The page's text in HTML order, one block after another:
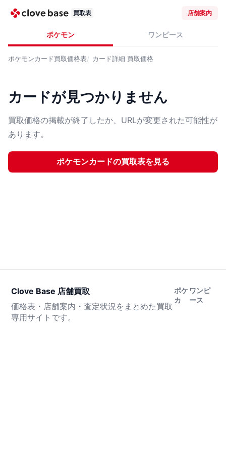
買取表 店舗案内
ポケモン ワンピース
ポケモンカード買取価格表 カード詳細 買取価格
カードが見つかりません
買取価格の掲載が終了したか、URLが変更された可能性が
あります。
ポケモンカードの買取表を見る
Clove Base 店舗買取
価格表・店舗案内・査定状況をまとめた買取
専用サイトです。
ポケ
カ
ワンピ
ース